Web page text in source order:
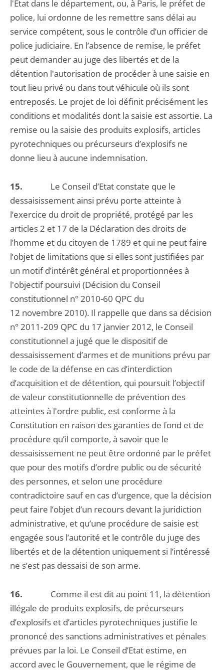
l'Etat dans le département, ou, à Paris, le préfet de
police, lui ordonne de les remettre sans délai au
service compétent, sous le contrôle d’un officier de
police judiciaire. En l’absence de remise, le préfet
peut demander au juge des libertés et de la
détention l'autorisation de procéder à une saisie en
tout lieu privé ou dans tout véhicule où ils sont
entreposés. Le projet de loi définit précisément les
conditions et modalités dont la saisie est assortie. La
remise ou la saisie des produits explosifs, articles
pyrotechniques ou précurseurs d’explosifs ne
donne lieu à aucune indemnisation.
15. Le Conseil d’Etat constate que le
dessaisissement ainsi prévu porte atteinte à
l’exercice du droit de propriété, protégé par les
articles 2 et 17 de la Déclaration des droits de
l’homme et du citoyen de 1789 et qui ne peut faire
l’objet de limitations que si elles sont justifiées par
un motif d’intérêt général et proportionnées à
l'objectif poursuivi (Décision du Conseil
constitutionnel n° 2010-60 QPC du
12 novembre 2010). Il rappelle que dans sa décision
n° 2011‑209 QPC du 17 janvier 2012, le Conseil
constitutionnel a jugé que le dispositif de
dessaisissement d’armes et de munitions prévu par
le code de la défense en cas d’interdiction
d’acquisition et de détention, qui poursuit l’objectif
de valeur constitutionnelle de prévention des
atteintes à l'ordre public, est conforme à la
Constitution en raison des garanties de fond et de
procédure qu’il comporte, à savoir que le
dessaisissement ne peut être ordonné par le préfet
que pour des motifs d’ordre public ou de sécurité
des personnes, et selon une procédure
contradictoire sauf en cas d’urgence, que la décision
peut faire l’objet d’un recours devant la juridiction
administrative, et qu’une procédure de saisie est
engagée sous l’autorité et le contrôle du juge des
libertés et de la détention uniquement si l’intéressé
ne s’est pas dessaisi de son arme.
16. Comme il est dit au point 11, la détention
illégale de produits explosifs, de précurseurs
d’explosifs et d’articles pyrotechniques justifie le
prononcé des sanctions administratives et pénales
prévues par la loi. Le Conseil d’Etat estime, en
accord avec le Gouvernement, que le régime de